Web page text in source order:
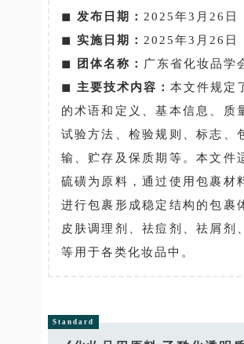
◼ 发布日期： 2025年3月26日
◼ 实施日期： 2025年3月26日
◼
团体名称：
广东省化妆品学
◼
主要技术内容： 本文件规定
的术语和定义、基本信息、质
试验方法、检验规则、标志、
输、贮存及保质期等。本文件
硫磺为原料，通过使用包裹材
进行包裹形成稳定结构的包裹
皮肤调理剂、祛痘剂、祛屑剂
等用于各类化妆品中。
Standard